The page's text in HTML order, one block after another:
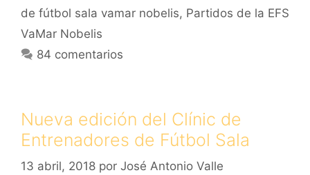
de fútbol sala vamar nobelis, Partidos de la EFS
VaMar Nobelis
84 comentarios
Nueva edición del Clínic de
Entrenadores de Fútbol Sala
13 abril, 2018 por José Antonio Valle